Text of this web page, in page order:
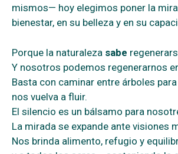
mismos— hoy elegimos poner la
bienestar, en su belleza y en su
Porque la naturaleza sabe
Y nosotros podemos regenerarnos
Basta con caminar entre árboles
nos vuelva a fluir.
El silencio es un bálsamo para
La mirada se expande ante visiones
Nos brinda alimento, refugio y